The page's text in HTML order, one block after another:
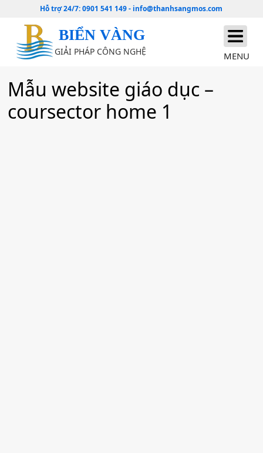
Hỗ trợ 24/7:0901 541 149- info@thanhsangmos.com
BIỂN VÀNG
GIẢI PHÁP CÔNG NGHỆ MENU
Mẫu website giáo dục –
coursector home 1